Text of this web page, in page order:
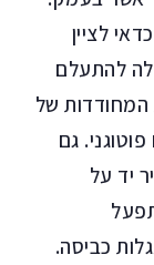
לציין
להתעלם
המחודדות של
גם
יד על
כביסה.